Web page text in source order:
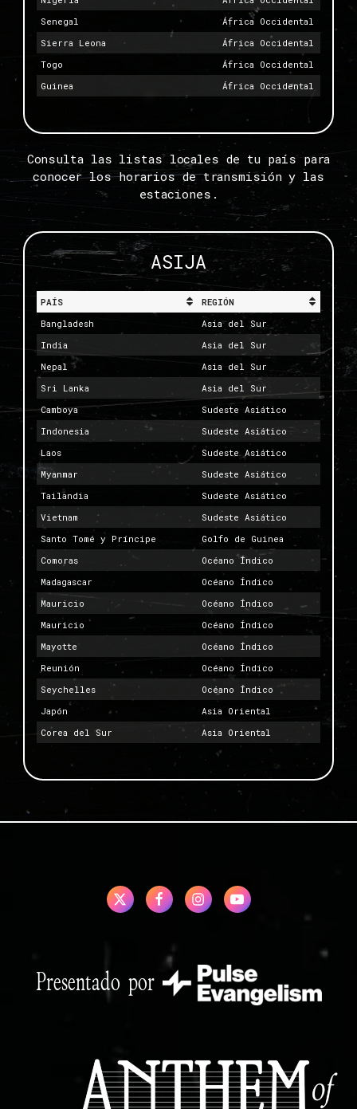
Senegal
África Occidental
Sierra Leona
África Occidental
Togo
África Occidental
Guinea
África Occidental
Consulta las listas locales de tu país para
conocer los horarios de transmisión y las
estaciones.
ASIJA
PAÍS
REGIÓN
Bangladesh
Asia del Sur
India
Asia del Sur
Nepal
Asia del Sur
Sri Lanka
Asia del Sur
Camboya
Sudeste Asiático
Indonesia
Sudeste Asiático
Laos
Sudeste Asiático
Myanmar
Sudeste Asiático
Tailandia
Sudeste Asiático
Vietnam
Sudeste Asiático
Santo Tomé y Príncipe
Golfo de Guinea
Comoras
Océano Índico
Madagascar
Océano Índico
Mauricio
Océano Índico
Mauricio
Océano Índico
Mayotte
Océano Índico
Reunión
Océano Índico
Seychelles
Océano Índico
Japón
Asia Oriental
Corea del Sur
Asia Oriental
Presentado por